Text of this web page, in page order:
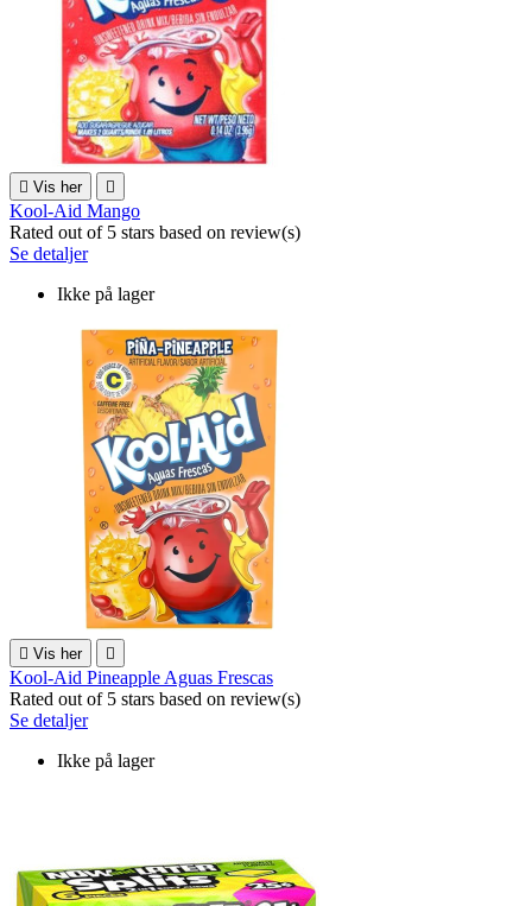
 Vis her 
Kool-Aid Mango
Rated out of 5 stars based on review(s)
Se detaljer
Ikke på lager
 Vis her 
Kool-Aid Pineapple Aguas Frescas
Rated out of 5 stars based on review(s)
Se detaljer
Ikke på lager